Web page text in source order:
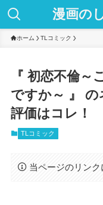
漫画の
ホーム TLコミック
『 初恋不倫
ですか～ 』
評価はコレ！
TLコミック
当ページのリンク